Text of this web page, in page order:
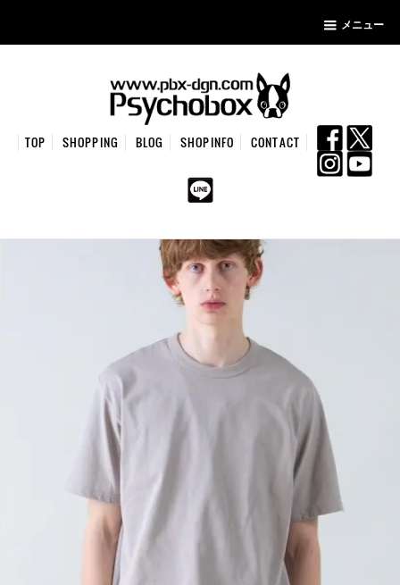
メニュー
TOP SHOPPING BLOG SHOPINFO CONTACT